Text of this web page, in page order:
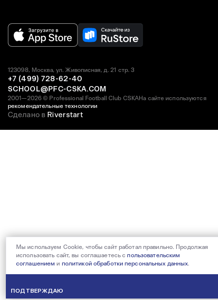
2001—2026 © Professional Football Club CSKAНа сайте используются
рекомендательные технологии
123098, Москва, ул. Живописная, д. 21 стр. 3
+7 (499) 728-62-40
SCHOOL@PFC-CSKA.COM
Сделано в Riverstart
Мы используем Cookie, чтобы сайт работал правильно. Продолжая
использовать сайт, вы соглашаетесь спользовательским
соглашением и политикой обработки персональных данных.
ПОДТВЕРЖДАЮ